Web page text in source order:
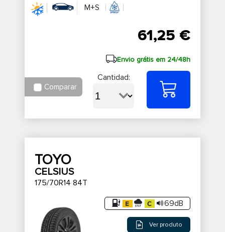
M+S
61,25 €
Envio grátis em 24/48h
Comparar
Cantidad:
TOYO
CELSIUS
175/70R14 84T
69dB
Ver produto